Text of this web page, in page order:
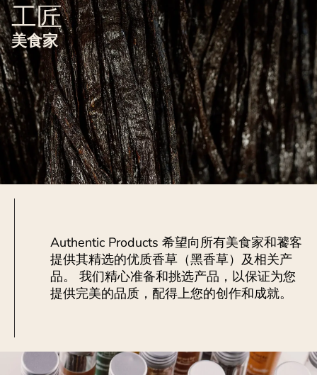
工匠
美食家
Authentic Products 希望向所有美食家和饕客
提供其精选的优质香草（黑香草）及相关产
品。 我们精心准备和挑选产品，以保证为您
提供完美的品质，配得上您的创作和成就。